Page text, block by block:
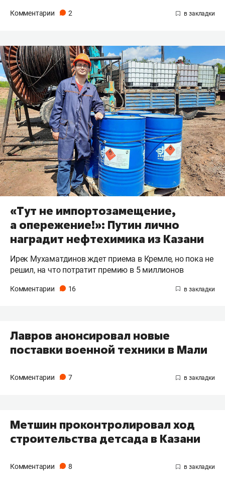
Комментарии 2
«Тут не импортозамещение,
а опережение!»: Путин лично
наградит нефтехимика из Казани
Ирек Мухаматдинов ждет приема в Кремле, но пока не
решил, на что потратит премию в 5 миллионов
Комментарии 16
Лавров анонсировал новые
поставки военной техники в Мали
Комментарии 7
Метшин проконтролировал ход
строительства детсада в Казани
Комментарии 8